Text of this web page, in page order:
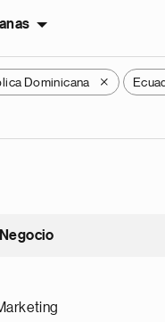
Dominicana X
Negocio